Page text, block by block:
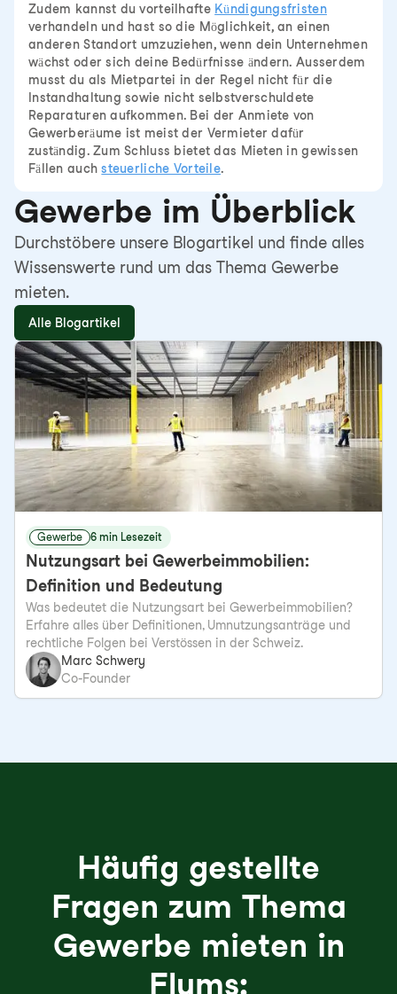
Zudem kannst du vorteilhafte Kündigungsfristen
verhandeln und hast so die Möglichkeit, an einen
anderen Standort umzuziehen, wenn dein Unternehmen
wächst oder sich deine Bedürfnisse ändern. Ausserdem
musst du als Mietpartei in der Regel nicht für die
Instandhaltung sowie nicht selbstverschuldete
Reparaturen aufkommen. Bei der Anmiete von
Gewerberäume ist meist der Vermieter dafür
zuständig. Zum Schluss bietet das Mieten in gewissen
Fällen auchsteuerliche Vorteile.
Gewerbe im Überblick
Durchstöbere unsere Blogartikel und finde alles
Wissenswerte rund um das Thema Gewerbe
mieten.
Alle Blogartikel
Gewerbe 6 min Lesezeit
Nutzungsart bei Gewerbeimmobilien:
Definition und Bedeutung
Was bedeutet die Nutzungsart bei Gewerbeimmobilien?
Erfahre alles über Definitionen, Umnutzungsanträge und
rechtliche Folgen bei Verstössen in der Schweiz.
Marc Schwery
Co-Founder
Häufig gestellte
Fragen zum Thema
Gewerbe mieten in
Flums: